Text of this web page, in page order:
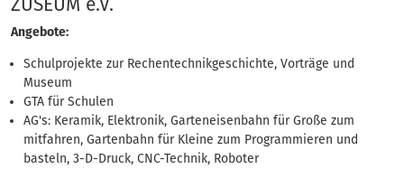
Angebote:
Schulprojekte zur Rechentechnikgeschichte, Vorträge und
Museum
GTA für Schulen
AG's: Keramik, Elektronik, Garteneisenbahn für Große zum
mitfahren, Gartenbahn für Kleine zum Programmieren und
basteln, 3-D-Druck, CNC-Technik, Roboter